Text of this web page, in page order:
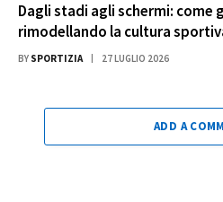
Dagli stadi agli schermi: come
rimodellando la cultura
BY SPORTIZIA 27 LUGLIO 2026
ADD A